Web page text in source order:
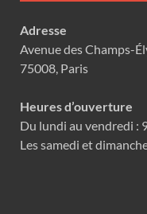
Adresse
Avenue des Champs-
75008, Paris
Heures d’ouverture
Du lundi au vendredi :
Les samedi et